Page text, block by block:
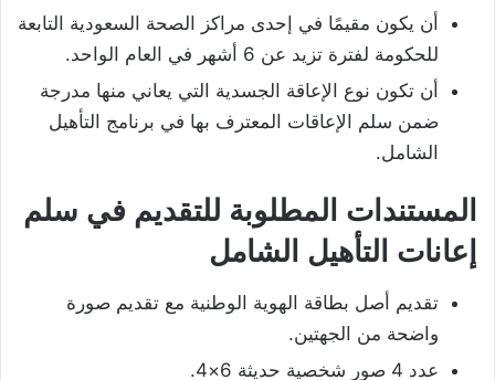
أن يكون مقيمًا في إحدى مراكز الصحة السعودية التابعة
للحكومة لفترة تزيد عن 6 أشهر في العام الواحد.
أن تكون نوع الإعاقة الجسدية التي يعاني منها مدرجة
ضمن سلم الإعاقات المعترف بها في برنامج التأهيل
الشامل.
المستندات المطلوبة للتقديم في سلم
إعانات التأهيل الشامل
تقديم أصل بطاقة الهوية الوطنية مع تقديم صورة
واضحة من الجهتين.
عدد 4 صور شخصية حديثة 6×4.